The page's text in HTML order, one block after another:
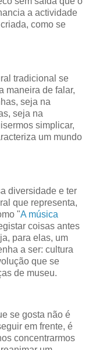
a actividade
como se
tradicional se
maneira de falar,
seja na
seja na
simplicar,
um mundo
diversidade e ter
que representa,
"A música
coisas antes
para elas, um
a ser: cultura
que se
de museu.
se gosta não é
em frente, é
concentrarmos